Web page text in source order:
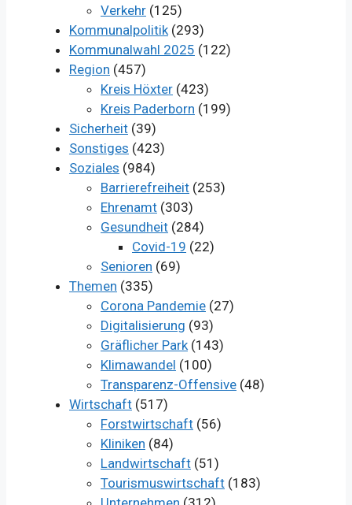
Verkehr (125)
Kommunalpolitik(293)
Kommunalwahl 2025 (122)
Region (457)
Kreis Höxter (423)
Kreis Paderborn (199)
Sicherheit (39)
Sonstiges (423)
Soziales (984)
Barrierefreiheit (253)
Ehrenamt (303)
Gesundheit (284)
Covid-19 (22)
Senioren (69)
Themen (335)
Corona Pandemie (27)
Digitalisierung (93)
Gräflicher Park(143)
Klimawandel (100)
Transparenz-Offensive (48)
Wirtschaft (517)
Forstwirtschaft (56)
Kliniken (84)
Landwirtschaft (51)
Tourismuswirtschaft (183)